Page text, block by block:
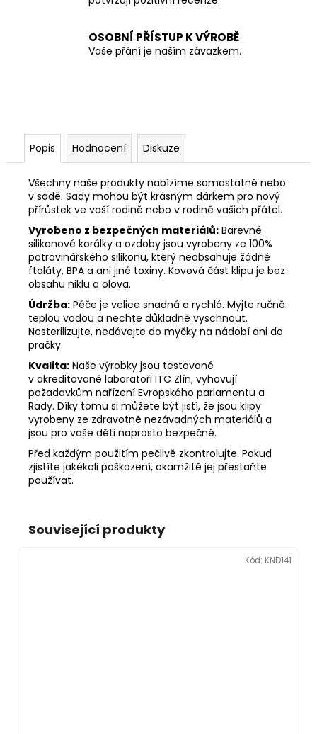
OSOBNÍ PŘÍSTUP K VÝROBĚ
Vaše přání je naším závazkem.
Popis Hodnocení Diskuze
Všechny naše produkty nabízíme samostatně nebo
v sadě. Sady mohou být krásným dárkem pro nový
přírůstek ve vaší rodině nebo v rodině vašich přátel.
Vyrobeno z bezpečných materiálů: Barevné
silikonové korálky a ozdoby jsou vyrobeny ze 100%
potravinářského silikonu, který neobsahuje žádné
ftaláty, BPA a ani jiné toxiny. Kovová část klipu je bez
obsahu niklu a olova.
Údržba: Péče je velice snadná a rychlá. Myjte ručně
teplou vodou a nechte důkladně vyschnout.
Nesterilizujte, nedávejte do myčky na nádobí ani do
pračky.
Kvalita: Naše výrobky jsou testované
v akreditované laboratoři ITC Zlín, vyhovují
požadavkům nařízení Evropského parlamentu a
Rady. Díky tomu si můžete být jistí, že jsou klipy
vyrobeny ze zdravotně nezávadných materiálů a
jsou pro vaše děti naprosto bezpečné.
Před každým použitím pečlivě zkontrolujte. Pokud
zjistíte jakékoli poškození, okamžitě jej přestaňte
používat.
Související produkty
Kód: KND141